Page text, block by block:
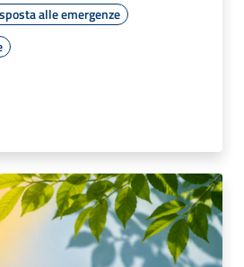
alle emergenze